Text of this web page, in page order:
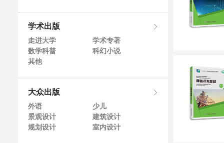
学术出版
走进大学
学术专著
数学科普
科幻小说
其他
大众出版
外语
少儿
景观设计
建筑设计
规划设计
室内设计